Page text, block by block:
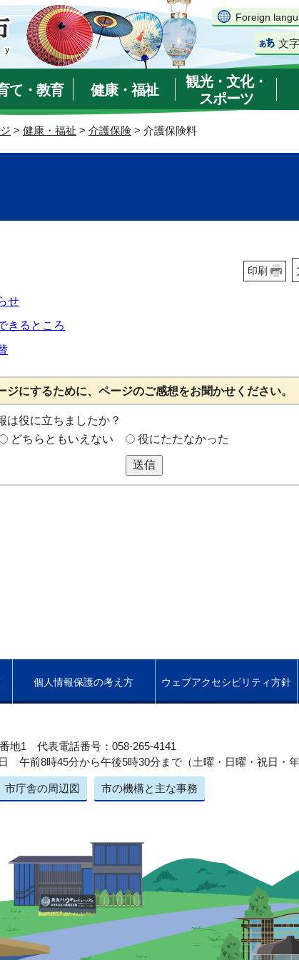
Foreign
文
て・教育 健康・福祉
観光・文化・
スポーツ
> 健康・福祉 > 介護保険 > 介護保険料
印刷
せ
きるところ
ジにするために、ページのご感想をお聞かせください。
は役に立ちましたか？
どちらともいえない 役にたたなかった
送信
個人情報保護の考え方 ウェブアクセシビリティ方針
地1 代表電話番号：058-265-4141
午前8時45分から午後5時30分まで（土曜・日曜・祝日・年
市庁舎の周辺図 市の機構と主な事務